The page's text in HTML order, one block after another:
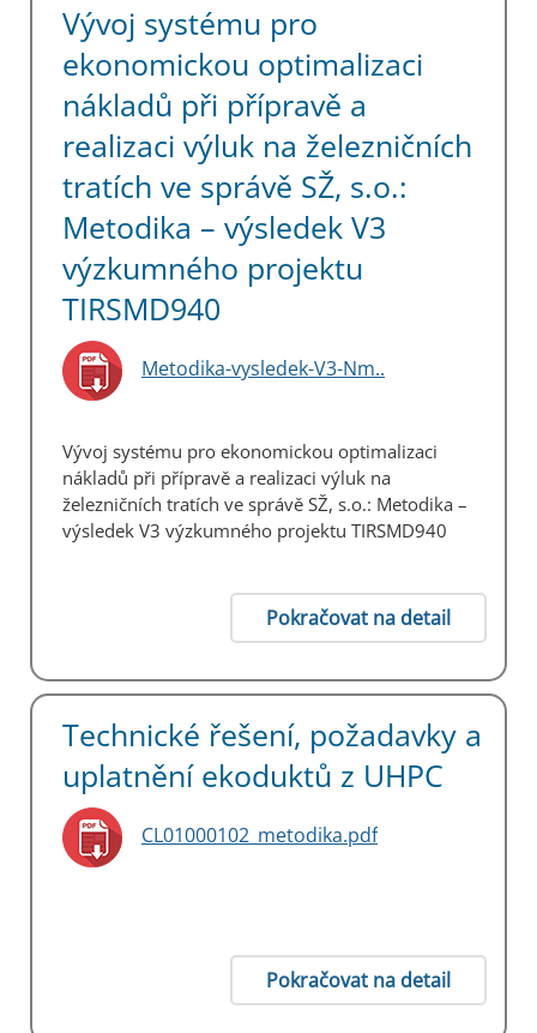
Vývoj systému pro
ekonomickou optimalizaci
nákladů při přípravě a
realizaci výluk na železničních
tratích ve správě SŽ, s.o.:
Metodika – výsledek V3
výzkumného projektu
TIRSMD940
Metodika-vysledek-V3-Nm..
Vývoj systému pro ekonomickou optimalizaci
nákladů při přípravě a realizaci výluk na
železničních tratích ve správě SŽ, s.o.: Metodika –
výsledek V3 výzkumného projektu TIRSMD940
Pokračovat na detail
Technické řešení, požadavky a
uplatnění ekoduktů z UHPC
CL01000102_metodika.pdf
Pokračovat na detail